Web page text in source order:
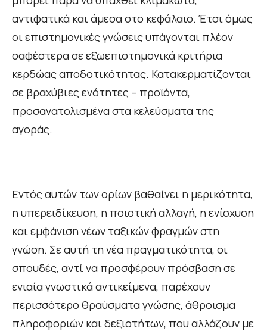
αντιφατικά και άμεσα στο κεφάλαιο. Έτσι όμως
οι επιστημονικές γνώσεις υπάγονται πλέον
σαφέστερα σε εξωεπιστημονικά κριτήρια
κερδώας αποδοτικότητας. Κατακερματίζονται
σε βραχύβιες ενότητες – προϊόντα,
προσανατολισμένα στα κελεύσματα της
αγοράς.
Εντός αυτών των ορίων βαθαίνει η μερικότητα,
η υπερειδίκευση, η ποιοτική αλλαγή, η ενίσχυση
και εμφάνιση νέων ταξικών φραγμών στη
γνώση. Σε αυτή τη νέα πραγματικότητα, οι
σπουδές, αντί να προσφέρουν πρόσβαση σε
ενιαία γνωστικά αντικείμενα, παρέχουν
περισσότερο θραύσματα γνώσης, άθροισμα
πληροφοριών και δεξιοτήτων, που αλλάζουν με